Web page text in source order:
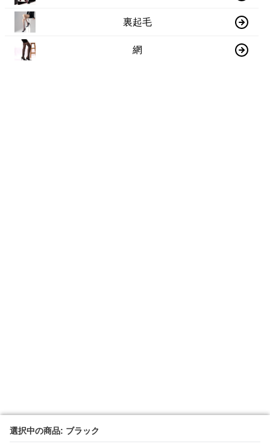
選択中の商品: ブラック
選択中の商品: ブラック
裏起毛
網